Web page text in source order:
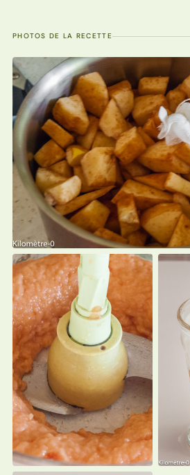
PHOTOS DE LA RECETTE